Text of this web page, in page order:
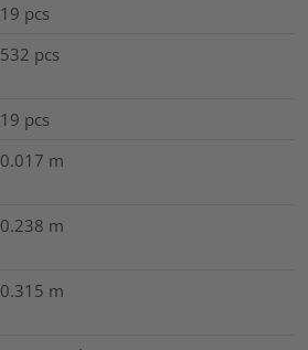
19 pcs
532 pcs
19 pcs
0.017 m
0.238 m
0.315 m